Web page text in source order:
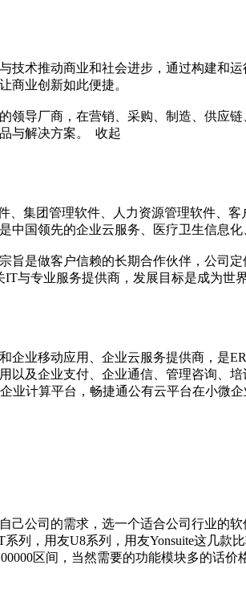
技术推动商业和社会进步，通过构建
商业创新如此便捷。
领导厂商，在营销、采购、制造、供应
与解决方案。
收起
、集团管理软件、人力资源管理软件、
国领先的企业云服务、医疗卫生信息化
旨是做客户信赖的长期合作伙伴，公司
与专业服务提供商，发展目标是成为世
企业移动应用、企业云服务提供商，是
以及企业支付、企业通信、管理咨询、
计算平台，畅捷通公有云平台在小微
己公司的需求，选一个适合公司行业的
列，用友U8系列，用友Yonsuite这几
区间，当然需要的功能模块多的话价